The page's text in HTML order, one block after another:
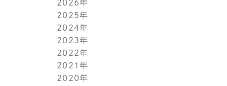
2026年
7月(1)
6月(1)
5月(1)
4月(1)
3月(1)
2月(1)
2025年
12月(1)
11月(1)
10月(1)
9月(1)
8月(1)
2024年
11月(1)
10月(1)
9月(1)
8月(1)
2023年
11月(1)
10月(1)
9月(1)
2022年
11月(1)
10月(1)
2021年
11月(1)
2020年